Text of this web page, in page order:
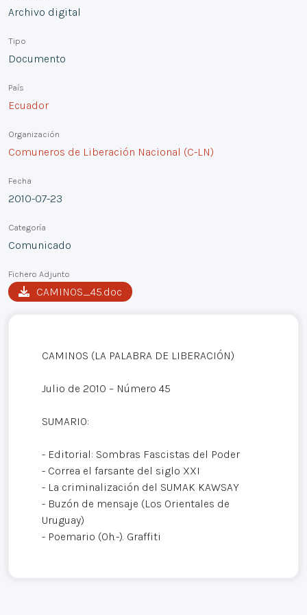
Archivo digital
Tipo
Documento
País
Ecuador
Organización
Comuneros de Liberación Nacional (C-LN)
Fecha
2010-07-23
Categoría
Comunicado
Fichero Adjunto
CAMINOS_45.doc
CAMINOS (LA PALABRA DE LIBERACIÓN)
Julio de 2010 – Número 45
SUMARIO:
- Editorial: Sombras Fascistas del Poder
- Correa el farsante del siglo XXI
- La criminalización del SUMAK KAWSAY
- Buzón de mensaje (Los Orientales de
Uruguay)
- Poemario (Oh.-). Graffiti